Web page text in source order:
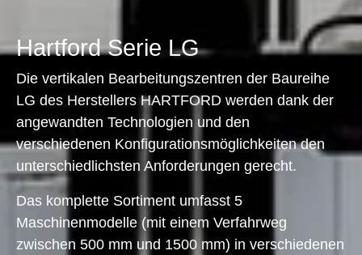
Hartford Serie LG
Die vertikalen Bearbeitungszentren der Baureihe
LG des Herstellers HARTFORD werden dank der
angewandten Technologien und den
verschiedenen Konfigurationsmöglichkeiten den
unterschiedlichsten Anforderungen gerecht.
Das komplette Sortiment umfasst 5
Maschinenmodelle (mit einem Verfahrweg
zwischen 500 mm und 1500 mm) in verschiedenen